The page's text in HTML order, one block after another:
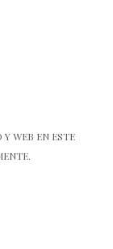
WEB EN ESTE